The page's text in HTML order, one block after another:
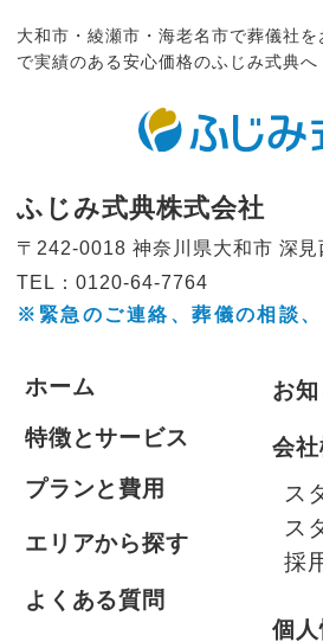
大和市・綾瀬市・海老名市で葬儀社
で実績のある安心価格のふじみ式典へ
ふじみ式典株式会社
〒242-0018 神奈川県大和市 深
TEL：0120-64-7764
※緊急のご連絡、葬儀の相談、
ホーム
特徴とサービス
プランと費用
エリアから探す
よくある質問
お
会
ス
ス
採
個